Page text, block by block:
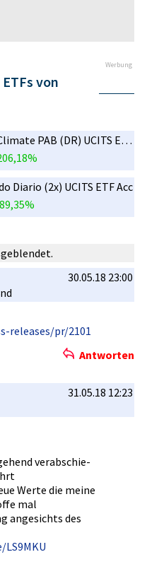
Werbung
von
Lyxor Net Zero 2050 S&P World Climate PAB (DR) UCITS ETF Acc
Diario (2x) UCITS ETF Acc
30.05.18 23:00
releases­/pr/2101
Antworten
31.05.18 12:23
verabschie­
Werte die meine
mal
angesichts­ des